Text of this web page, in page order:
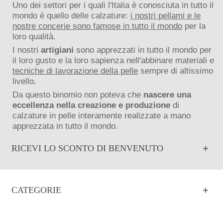
Uno dei settori per i quali l'Italia è conosciuta in tutto il
mondo è quello delle calzature: i nostri pellami e le
nostre concerie sono famose in tutto il mondo per la
loro qualità.
I nostri artigiani sono apprezzati in tutto il mondo per
il loro gusto e la loro sapienza nell'abbinare materiali e
tecniche di lavorazione della pelle sempre di altissimo
livello.
Da questo binomio non poteva che nascere una
eccellenza nella creazione e produzione di
calzature in pelle interamente realizzate a mano
apprezzata in tutto il mondo.
RICEVI LO SCONTO DI BENVENUTO
CATEGORIE